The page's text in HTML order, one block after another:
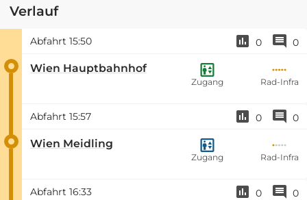
Verlauf
Abfahrt 15:50 0 0
Wien Hauptbahnhof
Zugang Rad-Infra
Abfahrt 15:57 0 0
Wien Meidling
Zugang Rad-Infra
Abfahrt 16:33 0 0